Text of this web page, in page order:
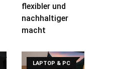
flexibler und
nachhaltiger
macht
LAPTOP & PC